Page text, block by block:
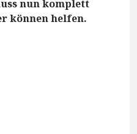
nun komplett
können helfen.